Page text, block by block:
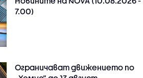
7.00)
Ограничават движението по